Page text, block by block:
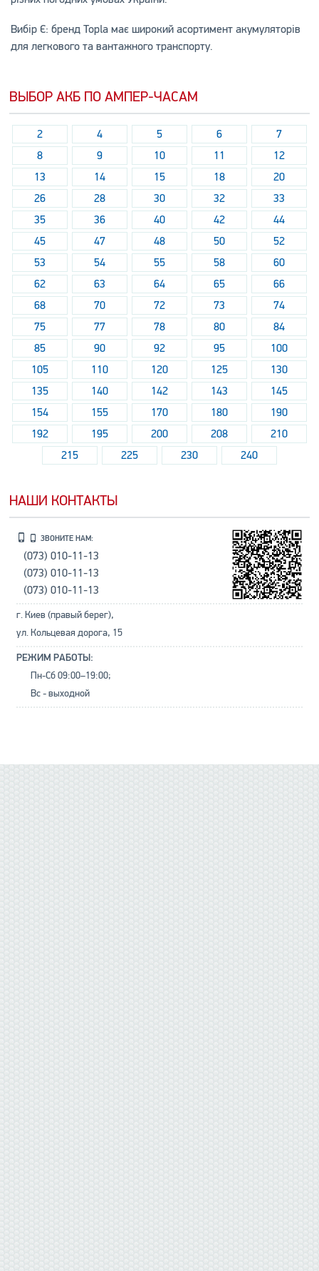
Вибір Є: бренд Topla має широкий асортимент акумуляторів
для легкового та вантажного транспорту.
ВЫБОР АКБ ПО АМПЕР-ЧАСАМ
2 4 5 6
7
8
9 10 11
12
13
14 15 18
20
26
28 30 32
33
35
36 40 42
44
45
47 48 50
52
53
54 55 58
60
62
63 64 65
66
68
70 72 73
74
75
77 78 80
84
85
90 92 95
100
105
110 120 125
130
135
140 142 143
145
154
155 170 180
190
192
195 200 208
210
215
225 230 240
НАШИ КОНТАКТЫ
ЗВОНИТЕ НАМ:
(073) 010-11-13
(073) 010-11-13
(073) 010-11-13
г. Киев (правый берег),
ул. Кольцевая дорога, 15
РЕЖИМ РАБОТЫ:
Пн-Сб 09:00–19:00;
Вс - выходной